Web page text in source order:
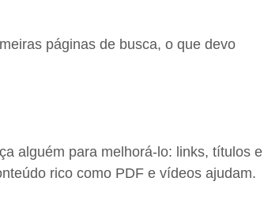
páginas de busca, o que devo
alguém para melhorá-lo: links, títulos e
rico como PDF e vídeos ajudam.